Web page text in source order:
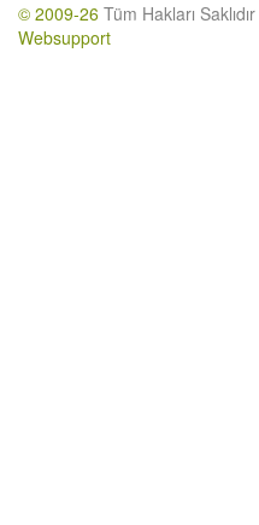
© 2009-26 Tüm Hakları
Websupport